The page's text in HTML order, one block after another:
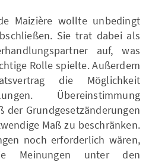
Maizière wollte unbedingt
Sie trat dabei als
auf, was
Rolle spielte. Außerdem
die Möglichkeit
Übereinstimmung
der Grundgesetzänderungen
Maß zu beschränken.
noch erforderlich wären,
Meinungen unter den